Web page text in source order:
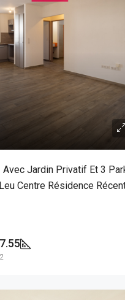
Avec Jardin Privatif Et 3
Centre Résidence